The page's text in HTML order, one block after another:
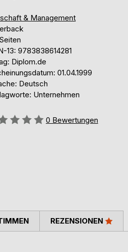
& Management
13: 9783838614281
Diplom.de
01.04.1999
Deutsch
Unternehmen
0 Bewertungen
REZENSIONEN